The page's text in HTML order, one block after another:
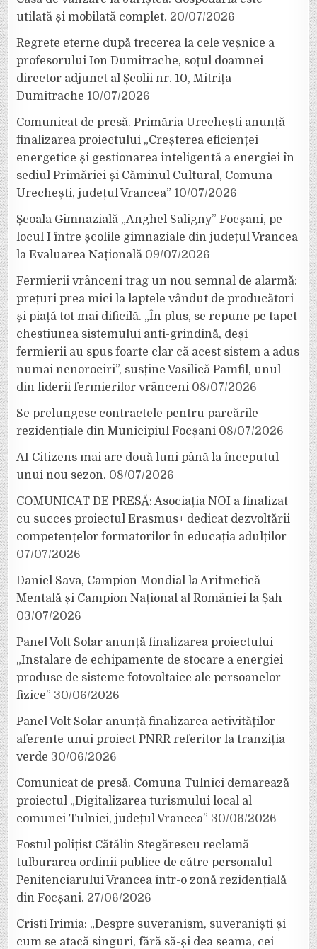
utilată și mobilată complet. 20/07/2026
Regrete eterne după trecerea la cele veșnice a
profesorului Ion Dumitrache, soțul doamnei
director adjunct al Școlii nr. 10, Mitrița
Dumitrache 10/07/2026
Comunicat de presă. Primăria Urechești anunță
finalizarea proiectului „Creșterea eficienței
energetice și gestionarea inteligentă a energiei în
sediul Primăriei și Căminul Cultural, Comuna
Urechești, județul Vrancea” 10/07/2026
Școala Gimnazială „Anghel Saligny” Focșani, pe
locul I între școlile gimnaziale din județul Vrancea
la Evaluarea Națională 09/07/2026
Fermierii vrânceni trag un nou semnal de alarmă:
prețuri prea mici la laptele vândut de producători
și piață tot mai dificilă. „În plus, se repune pe tapet
chestiunea sistemului anti-grindină, deși
fermierii au spus foarte clar că acest sistem a adus
numai nenorociri”, susține Vasilică Pamfil, unul
din liderii fermierilor vrânceni 08/07/2026
Se prelungesc contractele pentru parcările
rezidențiale din Municipiul Focșani 08/07/2026
AI Citizens mai are două luni până la începutul
unui nou sezon. 08/07/2026
COMUNICAT DE PRESĂ: Asociația NOI a finalizat
cu succes proiectul Erasmus+ dedicat dezvoltării
competențelor formatorilor în educația adulților
07/07/2026
Daniel Sava, Campion Mondial la Aritmetică
Mentală și Campion Național al României la Șah
03/07/2026
Panel Volt Solar anunță finalizarea proiectului
„Instalare de echipamente de stocare a energiei
produse de sisteme fotovoltaice ale persoanelor
fizice” 30/06/2026
Panel Volt Solar anunță finalizarea activităților
aferente unui proiect PNRR referitor la tranziția
verde 30/06/2026
Comunicat de presă. Comuna Tulnici demarează
proiectul „Digitalizarea turismului local al
comunei Tulnici, județul Vrancea” 30/06/2026
Fostul polițist Cătălin Stegărescu reclamă
tulburarea ordinii publice de către personalul
Penitenciarului Vrancea într-o zonă rezidențială
din Focșani. 27/06/2026
Cristi Irimia: „Despre suveranism, suveraniști și
cum se atacă singuri, fără să-și dea seama, cei